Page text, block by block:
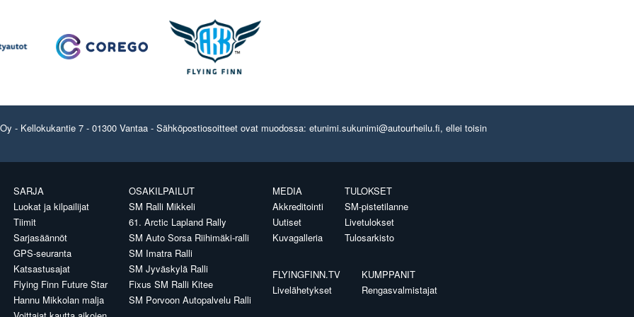
- Kellokukantie 7 - 01300 Vantaa - Sähköpostiosoitteet ovat muodossa: etunimi.sukunimi@autourheilu.fi, ellei toisin
SARJA
Luokat ja kilpailijat
Tiimit
Sarjasäännöt
GPS-seuranta
Katsastusajat
Flying Finn Future Star
Hannu Mikkolan malja
OSAKILPAILUT
SM Ralli Mikkeli
61. Arctic Lapland Rally
SM Auto Sorsa Riihimäki-ralli
SM Imatra Ralli
SM Jyväskylä Ralli
Fixus SM Ralli Kitee
SM Porvoon Autopalvelu Ralli
MEDIA
Akkreditointi
Uutiset
Kuvagalleria
TULOKSET
SM-pistetilanne
Livetulokset
Tulosarkisto
FLYINGFINN.TV
Livelähetykset
KUMPPANIT
Rengasvalmistajat